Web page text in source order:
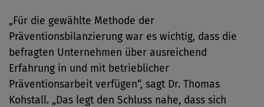
„Für die gewählte Methode der
Präventionsbilanzierung war es wichtig, dass die
befragten Unternehmen über ausreichend
Erfahrung in und mit betrieblicher
Präventionsarbeit verfügen“, sagt Dr. Thomas
Kohstall. „Das legt den Schluss nahe, dass sich